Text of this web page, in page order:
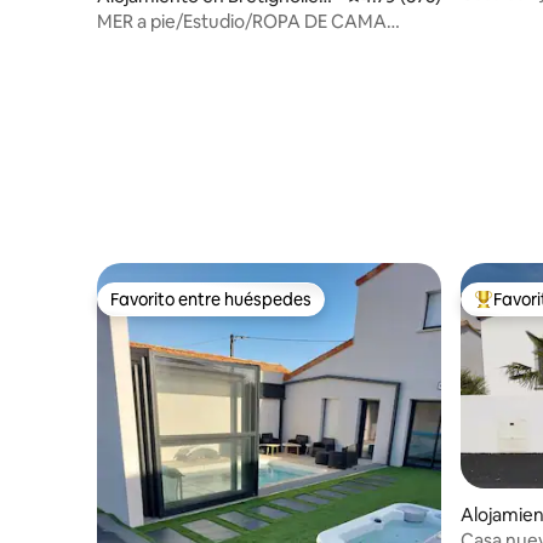
sur-Mer
MER a pie/Estudio/ROPA DE CAMA
Favorito entre huéspedes
Favorito entre huéspedes
r-Mer